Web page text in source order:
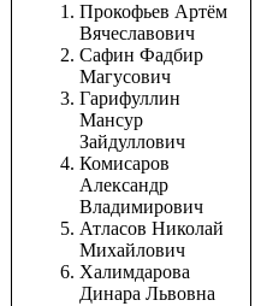
Прокофьев Артём
Вячеславович
Сафин Фадбир
Магусович
Гарифуллин
Мансур
Зайдуллович
Комисаров
Александр
Владимирович
Атласов Николай
Михайлович
Халимдарова
Динара Львовна